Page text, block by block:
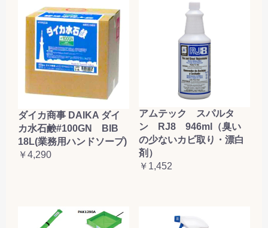
ダイカ商事 DAIKA ダイ
カ水石鹸#100GN BIB
18L(業務用ハンドソープ)
￥4,290
アムテック スパルタ
ン RJ8 946ml（臭い
の少ないカビ取り・漂白
剤）
￥1,452